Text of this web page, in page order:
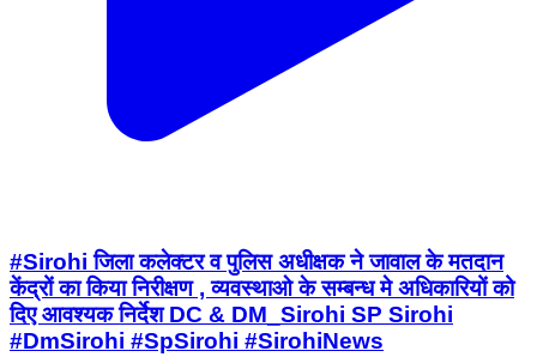
#Sirohi जिला कलेक्टर व पुलिस अधीक्षक ने जावाल के मतदान
केंद्रों का किया निरीक्षण , व्यवस्थाओ के सम्बन्ध मे अधिकारियों को
दिए आवश्यक निर्देश DC & DM_Sirohi SP Sirohi
#DmSirohi #SpSirohi #SirohiNews